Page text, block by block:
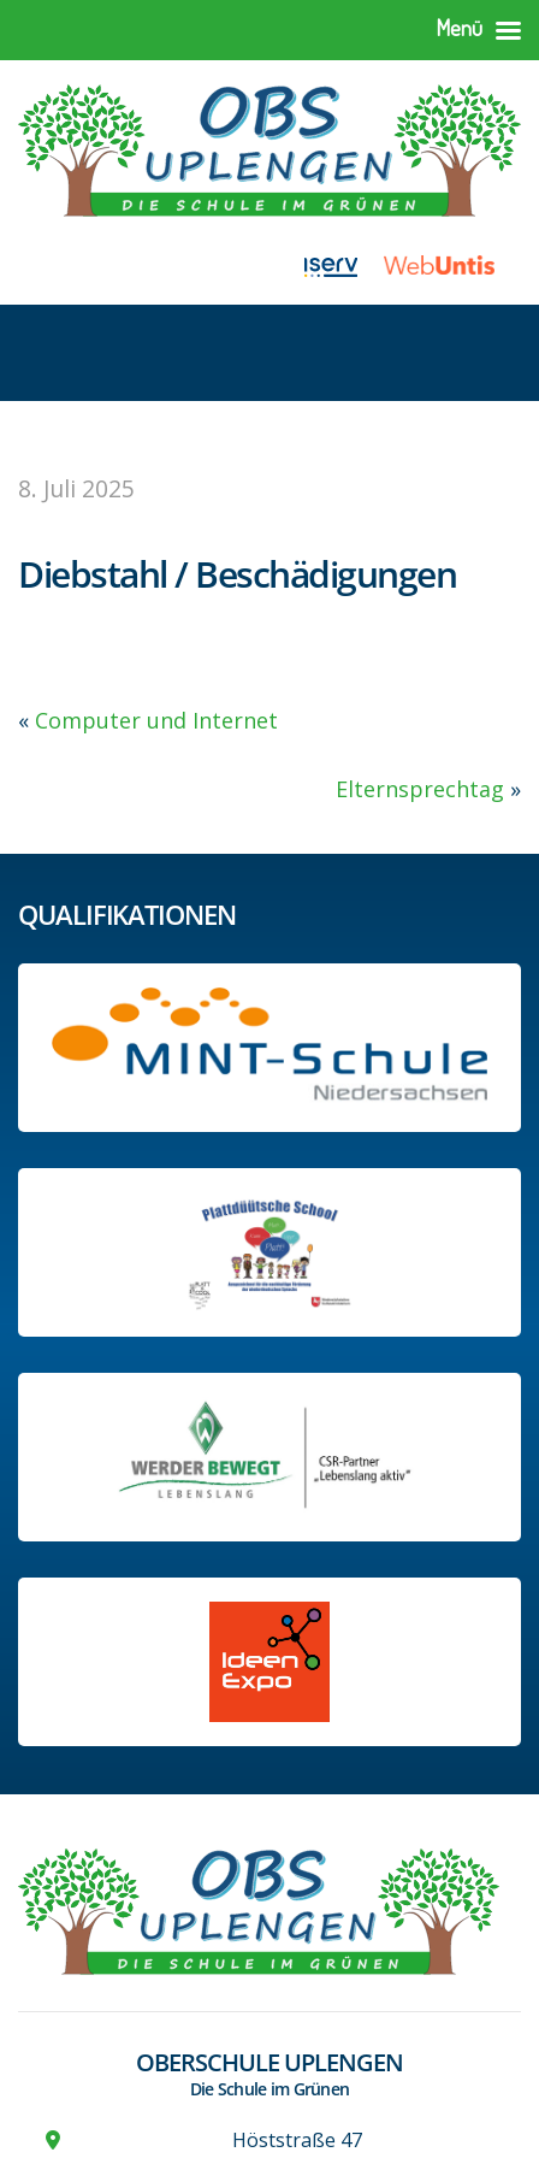
8. Juli 2025
Diebstahl / Beschädigungen
« Computer und Internet
Elternsprechtag »
QUALIFIKATIONEN
OBERSCHULE UPLENGEN
Die Schule im Grünen
Höststraße 47
Menü